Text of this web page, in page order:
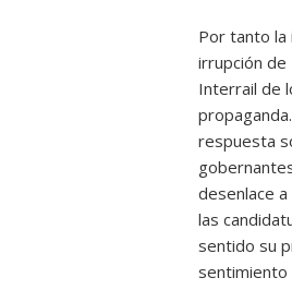
Por tanto la
irrupción de
Interrail de
respuesta
desenlace
las
sentido su
sentimiento